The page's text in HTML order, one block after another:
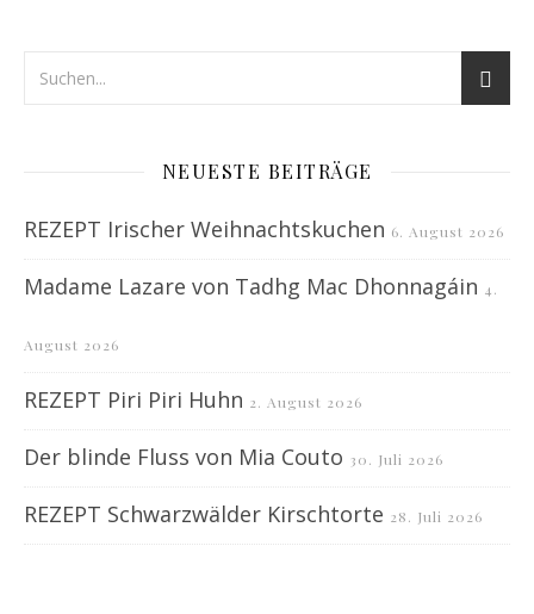
NEUESTE BEITRÄGE
REZEPT Irischer Weihnachtskuchen 6. August 2026
Madame Lazare von Tadhg Mac Dhonnagáin 4.
August 2026
REZEPT Piri Piri Huhn 2. August 2026
Der blinde Fluss von Mia Couto 30. Juli 2026
REZEPT Schwarzwälder Kirschtorte 28. Juli 2026